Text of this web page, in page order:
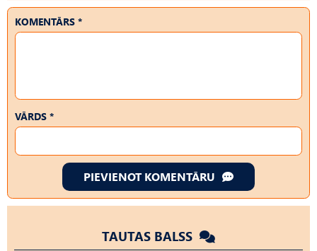
KOMENTĀRS *
VĀRDS *
PIEVIENOT KOMENTĀRU
TAUTAS BALSS